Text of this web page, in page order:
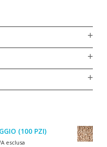
(100 PZI)
esclusa